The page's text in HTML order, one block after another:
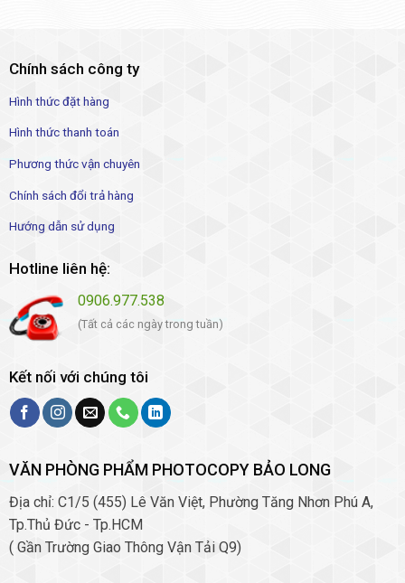
Chính sách công ty
Hình thức đặt hàng
Hình thức thanh toán
Phương thức vận chuyên
Chính sách đổi trả hàng
Hướng dẫn sử dụng
Hotline liên hệ:
0906.977.538
(Tất cả các ngày trong tuần)
Kết nối với chúng tôi
VĂN PHÒNG PHẨM PHOTOCOPY BẢO LONG
Địa chỉ: C1/5 (455) Lê Văn Việt, Phường Tăng Nhơn Phú A,
Tp.Thủ Đức - Tp.HCM
( Gần Trường Giao Thông Vận Tải Q9)